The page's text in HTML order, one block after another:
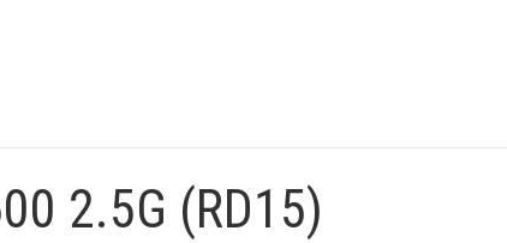
2.5G (RD15)